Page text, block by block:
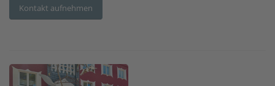
Kontakt aufnehmen